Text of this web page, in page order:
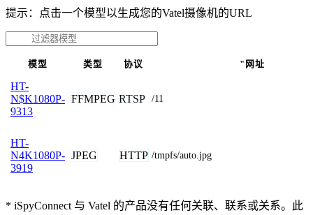
提示：点击一个模型以生成您的Vatel摄像机的URL
模型 类型 协议 "网址
HT-
N$K1080P-
9313
FFMPEG RTSP /11
HT-
N4K1080P-
3919
JPEG HTTP /tmpfs/auto.jpg
* iSpyConnect 与 Vatel 的产品没有任何关联、联系或关系。此